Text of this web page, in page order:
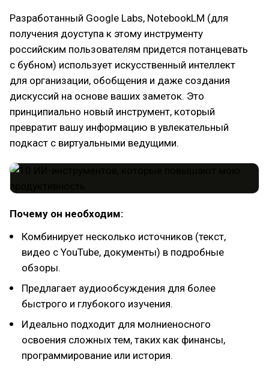
Разработанный Google Labs, NotebookLM (для
получения доуступа к этому инструменту
российским пользователям придется потанцевать
с бубном) использует искусственный интеллект
для организации, обобщения и даже создания
дискуссий на основе ваших заметок. Это
принципиально новый инструмент, который
превратит вашу информацию в увлекательный
подкаст с виртуальными ведущими.
Почему он необходим:
Комбинирует несколько источников (текст,
видео с YouTube, документы) в подробные
обзоры.
Предлагает аудиообсуждения для более
быстрого и глубокого изучения.
Идеально подходит для молниеносного
освоения сложных тем, таких как финансы,
программирование или история.